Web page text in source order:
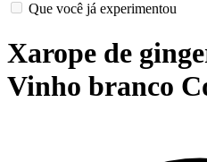
Que você já experimentou
Xarope de
Vinho branco